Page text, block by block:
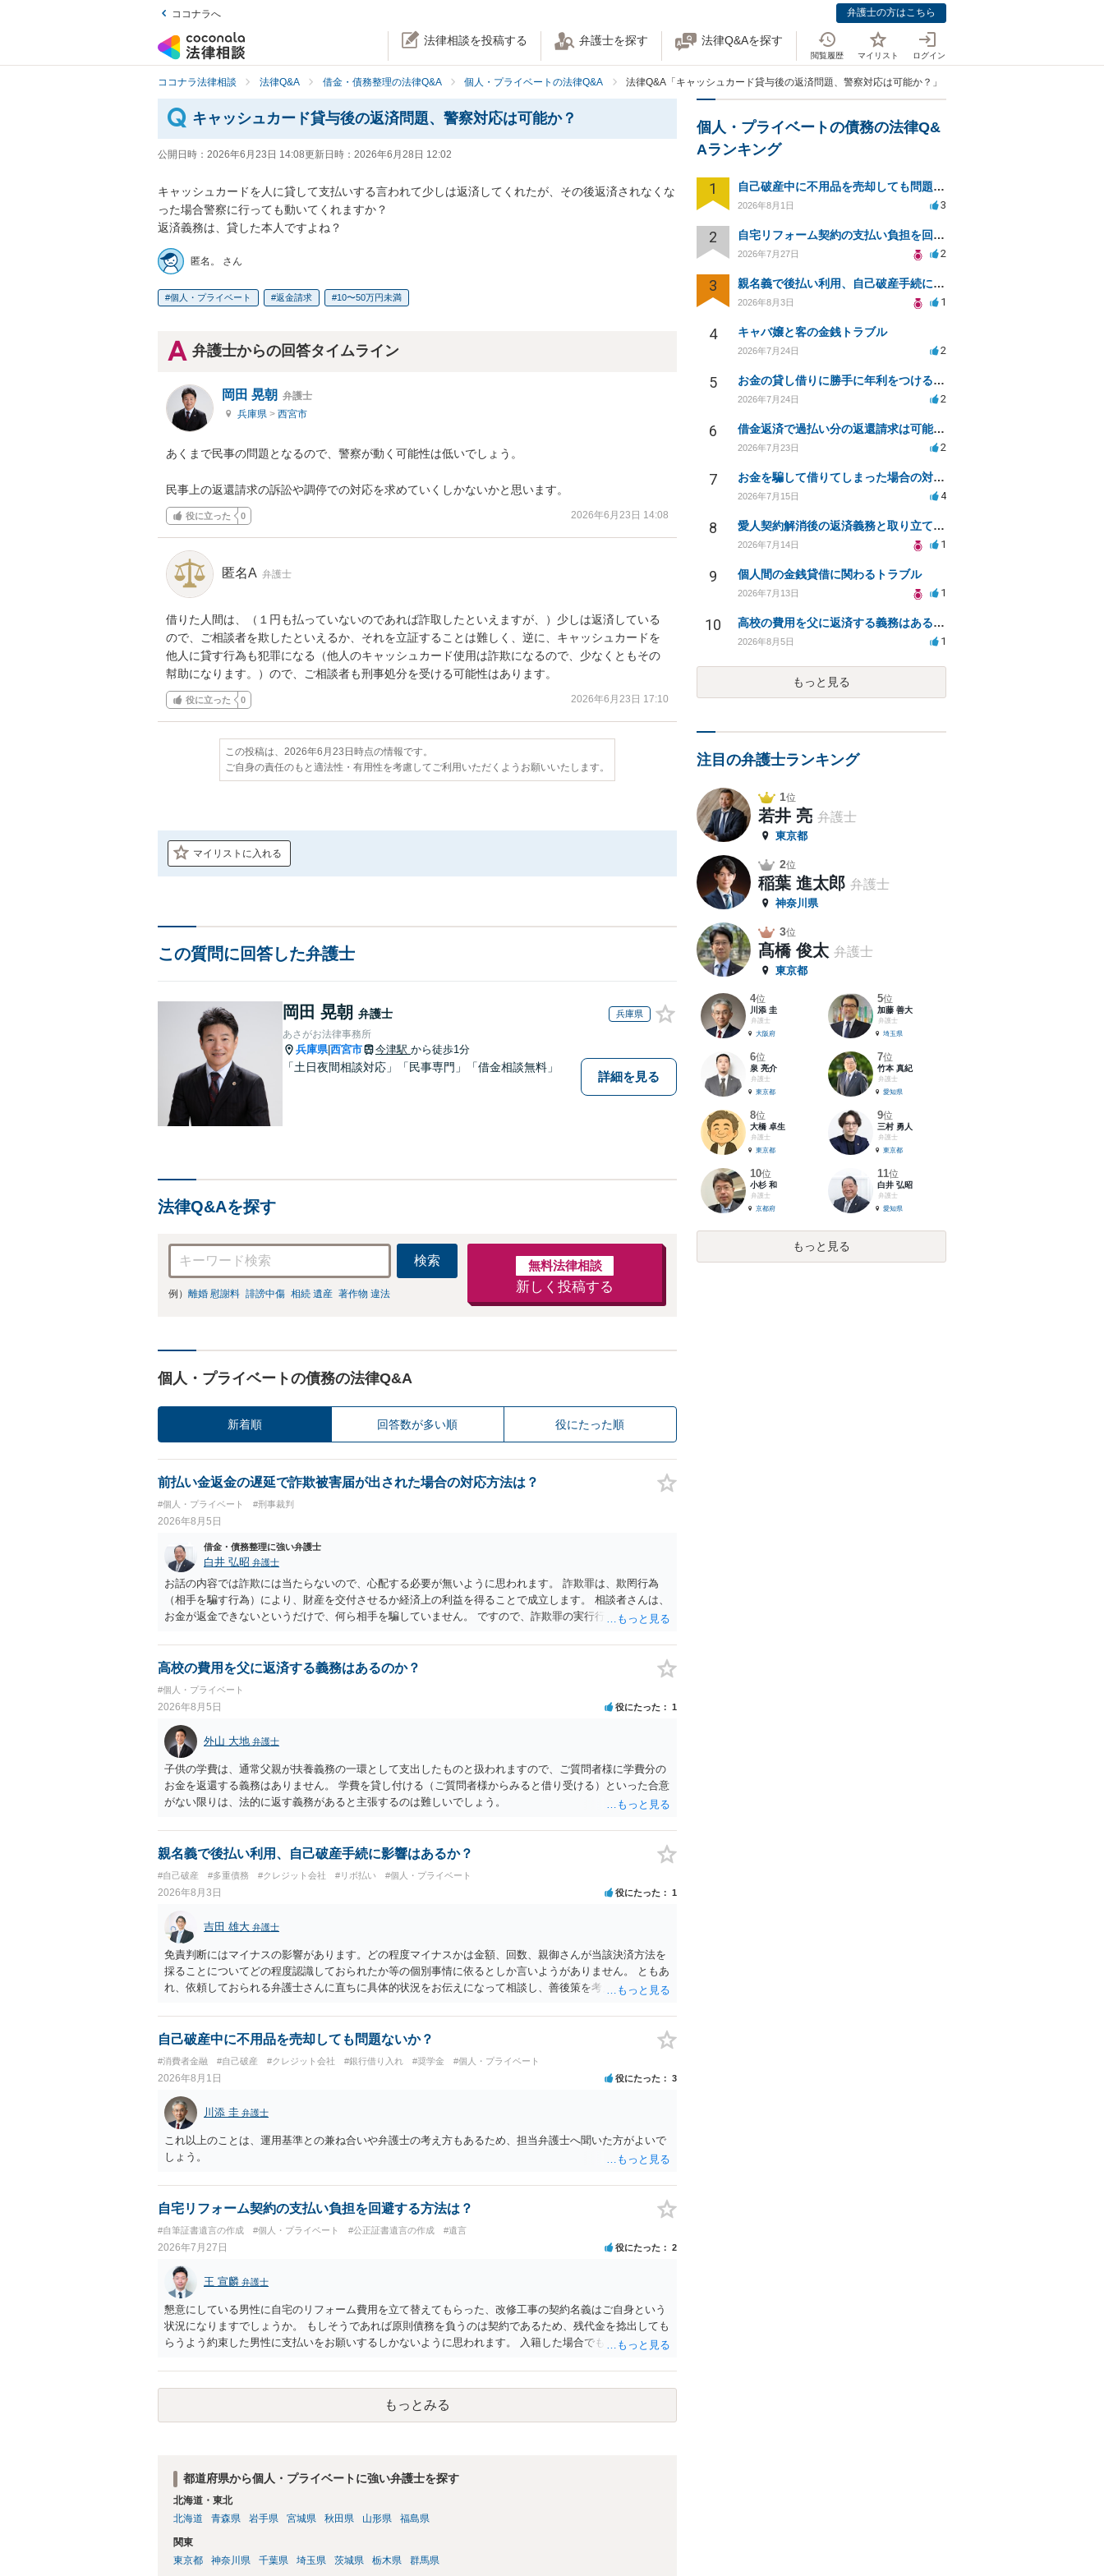
ココナラへ 弁護士の方はこちら
法律相談を投稿する 弁護士を探す 法律Q&Aを探す
閲覧履歴 マイリスト ログイン
ココナラ法律相談 法律Q&A 借金・債務整理の法律Q&A 個人・プライベートの法律Q&A 法律Q&A「キャッシュカード貸与後の返済問題、警察対応は可能か？」
キャッシュカード貸与後の返済問題、警察対応は可能か？
公開日時： 2026年6月23日 14:08更新日時： 2026年6月28日 12:02
キャッシュカードを人に貸して支払いする言われて少しは返済してくれたが、その後返済されなくな
った場合警察に行っても動いてくれますか？
返済義務は、貸した本人ですよね？
匿名。 さん
個人・プライベート 返金請求 10〜50万円未満
弁護士からの回答タイムライン
岡田 晃朝 弁護士
兵庫県 > 西宮市
あくまで民事の問題となるので、警察が動く可能性は低いでしょう。
民事上の返還請求の訴訟や調停での対応を求めていくしかないかと思います。
役に立った 0 2026年6月23日 14:08
匿名A 弁護士
借りた人間は、（１円も払っていないのであれば詐取したといえますが、）少しは返済している
ので、ご相談者を欺したといえるか、それを立証することは難しく、逆に、キャッシュカードを
他人に貸す行為も犯罪になる（他人のキャッシュカード使用は詐欺になるので、少なくともその
幇助になります。）ので、ご相談者も刑事処分を受ける可能性はあります。
役に立った 0 2026年6月23日 17:10
この投稿は、2026年6月23日時点の情報です。
ご自身の責任のもと適法性・有用性を考慮してご利用いただくようお願いいたします。
マイリストに入れる
この質問に回答した弁護士
岡田 晃朝 弁護士 兵庫県
あさがお法律事務所
兵庫県|西宮市 今津駅 から徒歩1分
「土日夜間相談対応」「民事専門」「借金相談無料」
詳細を見る
法律Q&Aを探す
検索
例） 離婚 慰謝料 誹謗中傷 相続 遺産 著作物 違法
無料法律相談
新しく投稿する
個人・プライベートの債務の法律Q&A
新着順 回答数が多い順 役にたった順
前払い金返金の遅延で詐欺被害届が出された場合の対応方法は？
#個人・プライベート #刑事裁判
2026年8月5日
借金・債務整理に強い弁護士
白井 弘昭 弁護士
お話の内容では詐欺には当たらないので、心配する必要が無いように思われます。 詐欺罪は、欺罔行為
（相手を騙す行為）により、財産を交付させるか経済上の利益を得ることで成立します。 相談者さんは、
お金が返金できないというだけで、何ら相手を騙していません。 ですので、詐欺罪の実行行為性が無く罪
を述べた場合は、捜査はあるかもしれません。 ただし、捜査において、真実を説明すれば、「ちゃんと返
しなさいよ」程度の注意で済むことだと思われます。 また、返せるお金が無いのであれば、返せないのは
高校の費用を父に返済する義務はあるのか？
#個人・プライベート
2026年8月5日 役にたった 1
外山 大地 弁護士
子供の学費は、通常父親が扶養義務の一環として支出したものと扱われますので、ご質問者様に学費分の
お金を返還する義務はありません。 学費を貸し付ける（ご質問者様からみると借り受ける）といった合意
がない限りは、法的に返す義務があると主張するのは難しいでしょう。
親名義で後払い利用、自己破産手続に影響はあるか？
#自己破産 #多重債務 #クレジット会社 #リボ払い #個人・プライベート
2026年8月3日 役にたった 1
吉田 雄大 弁護士
免責判断にはマイナスの影響があります。どの程度マイナスかは金額、回数、親御さんが当該決済方法を
採ることについてどの程度認識しておられたか等の個別事情に依るとしか言いようがありません。 ともあ
れ、依頼しておられる弁護士さんに直ちに具体的状況をお伝えになって相談し、善後策を考えることをお
自己破産中に不用品を売却しても問題ないか？
#消費者金融 #自己破産 #クレジット会社 #銀行借り入れ #奨学金 #個人・プライベート
2026年8月1日 役にたった 3
川添 圭 弁護士
これ以上のことは、運用基準との兼ね合いや弁護士の考え方もあるため、担当弁護士へ聞いた方がよいで
しょう。
自宅リフォーム契約の支払い負担を回避する方法は？
#自筆証書遺言の作成 #個人・プライベート #公正証書遺言の作成 #遺言
2026年7月27日 役にたった 2
王 宣麟 弁護士
懇意にしている男性に自宅のリフォーム費用を立て替えてもらった、改修工事の契約名義はご自身という
状況になりますでしょうか。 もしそうであれば原則債務を負うのは契約であるため、残代金を捻出しても
らうよう約束した男性に支払いをお願いするしかないように思われます。 入籍した場合でも、原則契約者
アドバイスを行うのも限界があるように思われますので、資料等を持参のうえ個別に弁護士に相談される
ことをお勧めします。
もっとみる
都道府県から個人・プライベートに強い弁護士を探す
北海道・東北
北海道
青森県 岩手県 宮城県 秋田県 山形県 福島県
関東
東京都
神奈川県 千葉県 埼玉県 茨城県 栃木県 群馬県
個人・プライベートの債務の法律Q&
Aランキング
1 自己破産中に不用品を売却しても問題ないか？
2026年8月1日 3
2 自宅リフォーム契約の支払い負担を回避する方法は？
2026年7月27日 2
3 親名義で後払い利用、自己破産手続に影響はあるか？
2026年8月3日 1
4 キャバ嬢と客の金銭トラブル
2026年7月24日 2
5 お金の貸し借りに勝手に年利をつけるのはどうなのか
2026年7月24日 2
6 借金返済で過払い分の返還請求は可能か？証拠不十分でも弁護士に相談したい
2026年7月23日 2
7 お金を騙して借りてしまった場合の対処法と今後の対応策
2026年7月15日 4
8 愛人契約解消後の返済義務と取り立て行為の合法性は？
2026年7月14日 1
9 個人間の金銭貸借に関わるトラブル
2026年7月13日 1
10 高校の費用を父に返済する義務はあるのか？
2026年8月5日 1
もっと見る
注目の弁護士ランキング
1位
若井 亮 弁護士
東京都
2位
稲葉 進太郎 弁護士
神奈川県
3位
髙橋 俊太 弁護士
東京都
4位
川添 圭
弁護士
大阪府
5位
加藤 善大
弁護士
埼玉県
6位
泉 亮介
弁護士
東京都
7位
竹本 真紀
弁護士
愛知県
8位
大橋 卓生
弁護士
東京都
9位
三村 勇人
弁護士
東京都
10位
小杉 和
弁護士
京都府
11位
白井 弘昭
弁護士
愛知県
もっと見る